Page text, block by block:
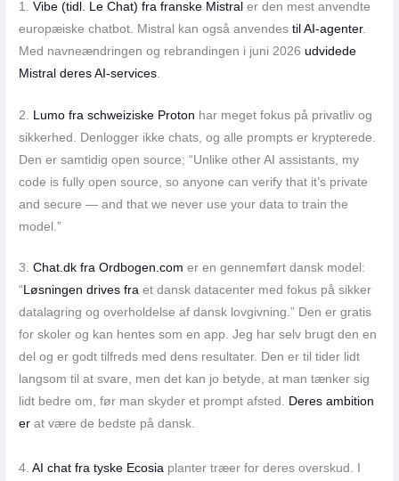
1.Vibe (tidl. Le Chat) fra franske Mistral er den mest anvendte
europæiske chatbot. Mistral kan også anvendestil AI-agenter.
Med navneændringen og rebrandingen i juni 2026 udvidede
Mistral deres AI-services
2. Lumo fra schweiziske Proton har meget fokus på privatliv og
sikkerhed. Denlogger ikke chats, og alle prompts er krypterede.
Den er samtidig open source; “Unlike other AI assistants, my
code is fully open source, so anyone can verify that it’s private
and secure — and that we never use your data to train the
model.”
3.Chat.dk fra Ordbogen.com er en gennemført dansk model:
“ Løsningen drives fra et dansk datacenter med fokus på sikker
datalagring og overholdelse af dansk lovgivning.” Den er gratis
for skoler og kan hentes som en app. Jeg har selv brugt den en
del og er godt tilfreds med dens resultater. Den er til tider lidt
langsom til at svare, men det kan jo betyde, at man tænker sig
lidt bedre om, før man skyder et prompt afsted. Deres ambition
er at være de bedste på dansk.
4.AI chat fra tyske Ecosia planter træer for deres overskud. I